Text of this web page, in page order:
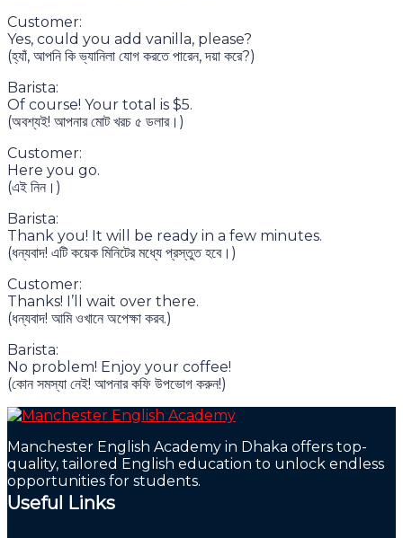
Customer:
Yes, could you add vanilla, please?
(হ্যাঁ, আপনি কি ভ্যানিলা যোগ করতে পারেন, দয়া করে?)
Barista:
Of course! Your total is $5.
(অবশ্যই! আপনার মোট খরচ ৫ ডলার।)
Customer:
Here you go.
(এই নিন।)
Barista:
Thank you! It will be ready in a few minutes.
(ধন্যবাদ! এটি কয়েক মিনিটের মধ্যে প্রস্তুত হবে।)
Customer:
Thanks! I’ll wait over there.
(ধন্যবাদ! আমি ওখানে অপেক্ষা করব.)
Barista:
No problem! Enjoy your coffee!
(কোন সমস্যা নেই! আপনার কফি উপভোগ করুন!)
Manchester English Academy in Dhaka offers top-
quality, tailored English education to unlock endless
opportunities for students.
Useful Links